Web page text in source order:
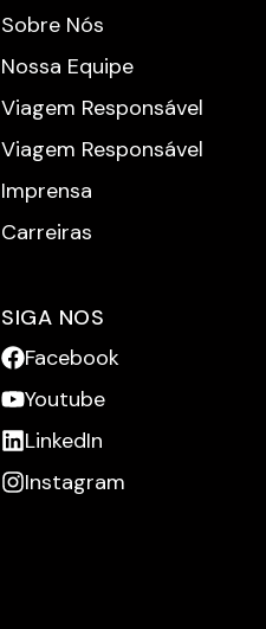
Sobre Nós
Nossa Equipe
Viagem Responsável
Viagem Responsável
Imprensa
Carreiras
SIGA NOS
Facebook
Youtube
LinkedIn
Instagram